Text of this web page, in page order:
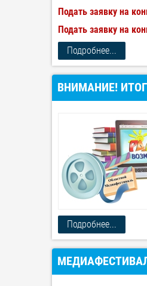
Подать заявку на
Подать заявку на
Подробнее...
ВНИМАНИЕ!
Подробнее...